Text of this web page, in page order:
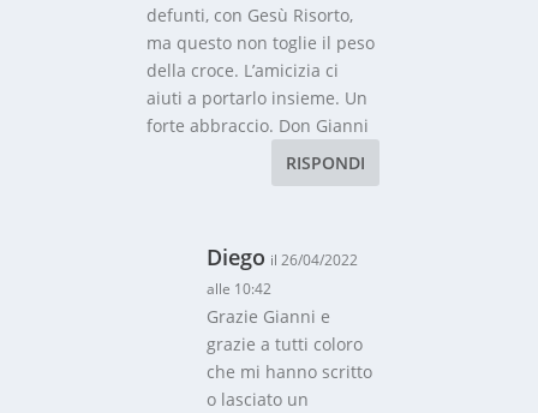
defunti, con Gesù Risorto,
ma questo non toglie il peso
della croce. L’amicizia ci
aiuti a portarlo insieme. Un
forte abbraccio. Don Gianni
RISPONDI
Diego il 26/04/2022
alle 10:42
Grazie Gianni e
grazie a tutti coloro
che mi hanno scritto
o lasciato un